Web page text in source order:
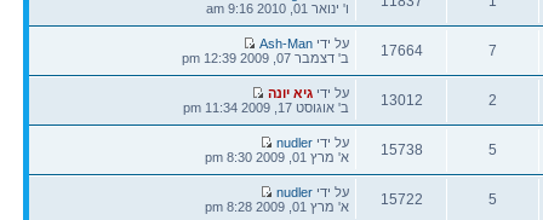
תגובות
צפיות
אחרונה
ו' ינואר 01, 2010 9:16 am
7
תגובות
17664
צפיות
הודעה
אחרונה
על ידיAsh-Man
ב' דצמבר 07, 2009 12:39 pm
2
תגובות
13012
צפיות
הודעה
אחרונה
על ידיגיא יונה
ב' אוגוסט 17, 2009 11:34 pm
5
תגובות
15738
צפיות
הודעה
אחרונה
על ידיnudler
א' מרץ 01, 2009 8:30 pm
5
15722
הודעה
אחרונה
על ידיnudler
א' מרץ 01, 2009 8:28 pm